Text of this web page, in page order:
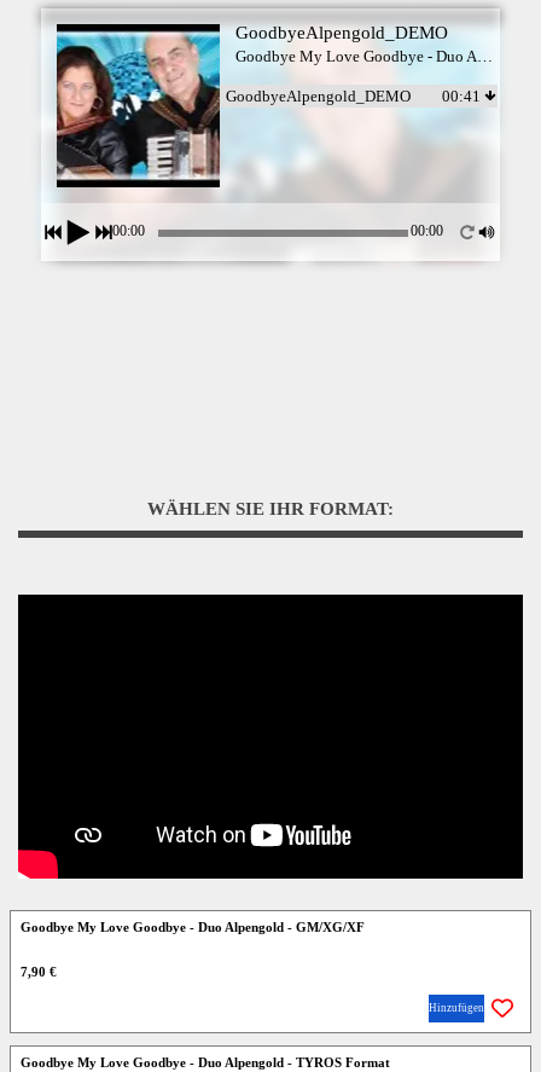
GoodbyeAlpengold_DEMO
GoodbyeAlpengold_DEMO 00:41
00:00 00:00
WÄHLEN SIE IHR FORMAT:
Goodbye My Love Goodbye - Duo Alpengold - GM/XG/XF
7,90 €
Hinzufügen
Goodbye My Love Goodbye - Duo Alpengold - TYROS Format